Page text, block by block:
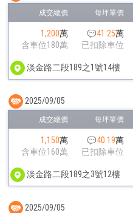
1,200萬
含車位180萬
41.25萬
已扣除車位
淡金路二段189之1號14樓
1,150萬
含車位160萬
40.19萬
已扣除車位
淡金路二段189之3號12樓
2025/09/05
2025/09/05